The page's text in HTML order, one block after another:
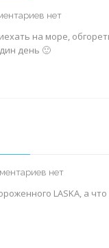
к
Счастье
нет
на море,
день 🙂
к
Мороженко
нет
LASKA, а